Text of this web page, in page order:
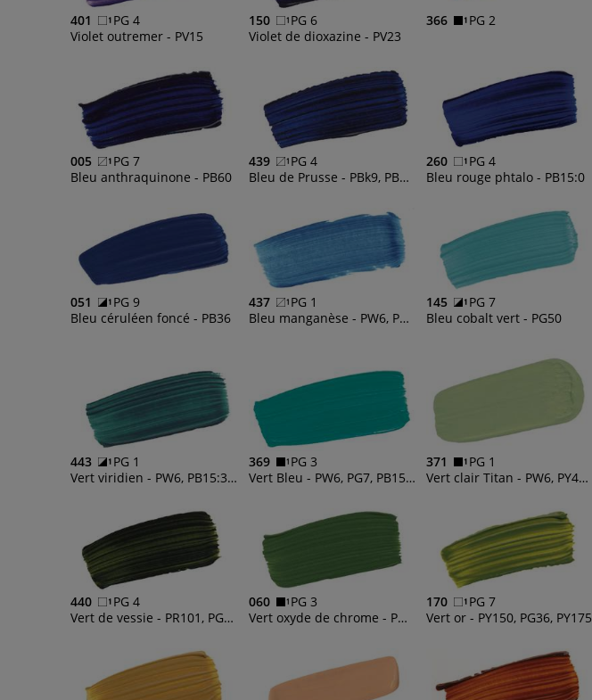
401
PG 4
Violet outremer - PV15
150
PG 6
Violet de dioxazine - PV23
366 PG 2
005
PG 7
Bleu anthraquinone - PB60
439
PG 4
Bleu de Prusse - PBk9, PB15:0, PV23
260
PG 4
Bleu rouge phtalo - PB15:0
051
PG 9
Bleu céruléen foncé - PB36
437
PG 1
Bleu manganèse - PW6, PB15:3, PG7
145
PG 7
Bleu cobalt vert - PG50
443
PG 1
Vert viridien - PW6, PB15:3, PY150, PBr7
369
PG 3
Vert Bleu - PW6, PG7, PB15:3
371
PG 1
Vert clair Titan - PW6, PY42, PBr7, PG7
440
PG 4
Vert de vessie - PR101, PG36, PY150, PBk7
060
PG 3
Vert oxyde de chrome - PG17
170
PG 7
Vert or - PY150, PG36, PY175